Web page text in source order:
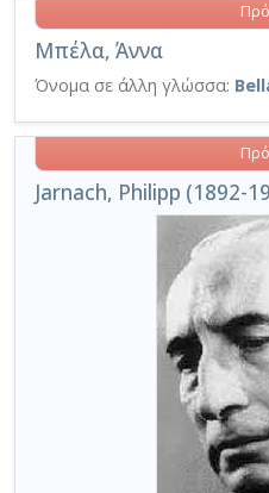
Μπέλα, Άννα
Όνομα σε άλλη γλώσσα:
Jarnach, Philipp (1892-